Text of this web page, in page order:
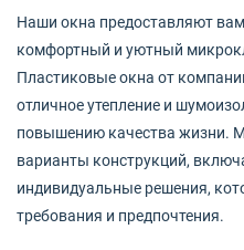
Наши окна предоставляют
комфортный и уютный
Пластиковые окна от
отличное утепление и
повышению качества жизни.
варианты конструкций,
индивидуальные решения,
требования и предпочтения.